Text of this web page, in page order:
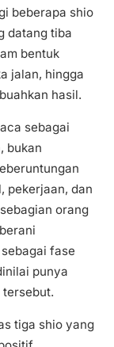
beberapa shio
datang tiba
bentuk
jalan, hingga
hasil.
sebagai
bukan
pekerjaan, dan
orang
fase
punya
tiga shio yang